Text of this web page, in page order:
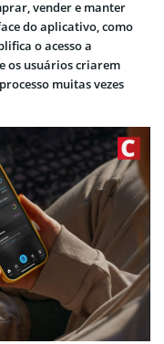
vender e manter
do aplicativo, como
o acesso a
os usuários criarem
muitas vezes